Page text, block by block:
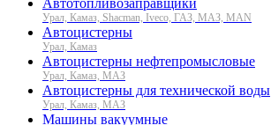
Автотопливозаправщики
Урал, Камаз, Shacman, Iveco, ГАЗ, МАЗ, MAN
Автоцистерны
Урал, Камаз
Автоцистерны нефтепромысловые
Урал, Камаз, МАЗ
Автоцистерны для технической воды
Урал, Камаз, МАЗ
Машины вакуумные